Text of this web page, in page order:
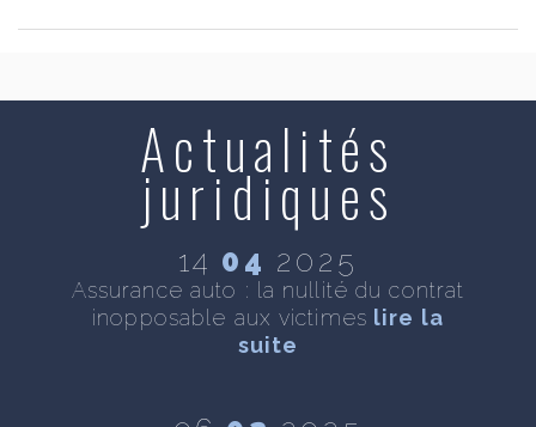
Actualités
juridiques
14 04 2025
Assurance auto : la nullité du contrat
inopposable aux victimes lire la
suite